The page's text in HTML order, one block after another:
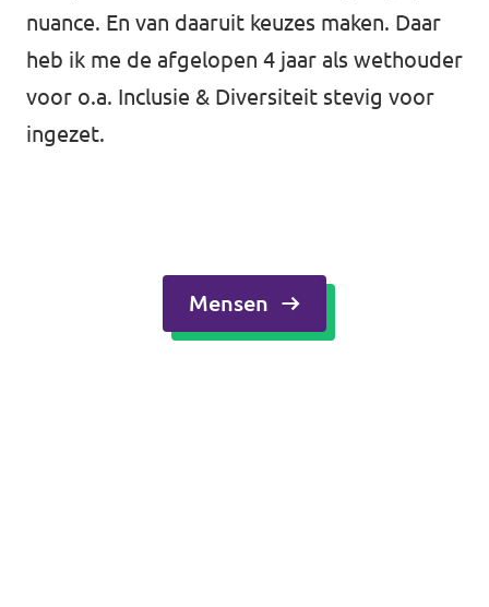
nuance. En van daaruit keuzes maken. Daar
heb ik me de afgelopen 4 jaar als wethouder
voor o.a. Inclusie & Diversiteit stevig voor
ingezet.
Mensen